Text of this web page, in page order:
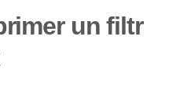
un filtr